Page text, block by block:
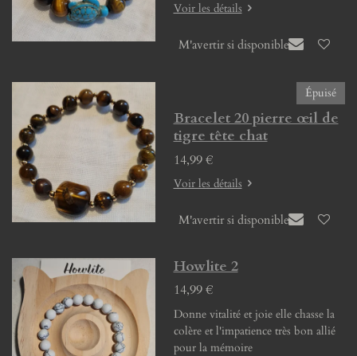
Voir les détails
M'avertir si disponible
Épuisé
Bracelet 20 pierre œil de
tigre tête chat
14,99 €
Voir les détails
M'avertir si disponible
Howlite 2
14,99 €
Donne vitalité et joie elle chasse la
colère et l'impatience très bon allié
pour la mémoire